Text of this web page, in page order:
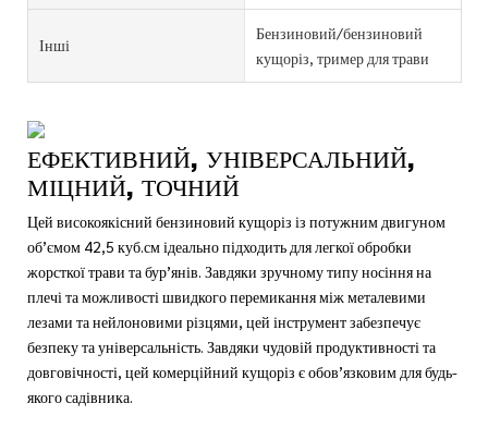
Інші
Бензиновий/бензиновий
кущоріз, тример для трави
ЕФЕКТИВНИЙ, УНІВЕРСАЛЬНИЙ,
МІЦНИЙ, ТОЧНИЙ
Цей високоякісний бензиновий кущоріз із потужним двигуном
об’ємом 42,5 куб.см ідеально підходить для легкої обробки
жорсткої трави та бур’янів. Завдяки зручному типу носіння на
плечі та можливості швидкого перемикання між металевими
лезами та нейлоновими різцями, цей інструмент забезпечує
безпеку та універсальність. Завдяки чудовій продуктивності та
довговічності, цей комерційний кущоріз є обов’язковим для будь-
якого садівника.